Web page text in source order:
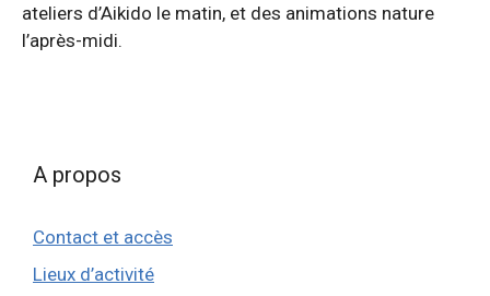
ateliers d’Aikido le matin, et des animations nature
l’après-midi.
A propos
Contact et accès
Lieux d’activité